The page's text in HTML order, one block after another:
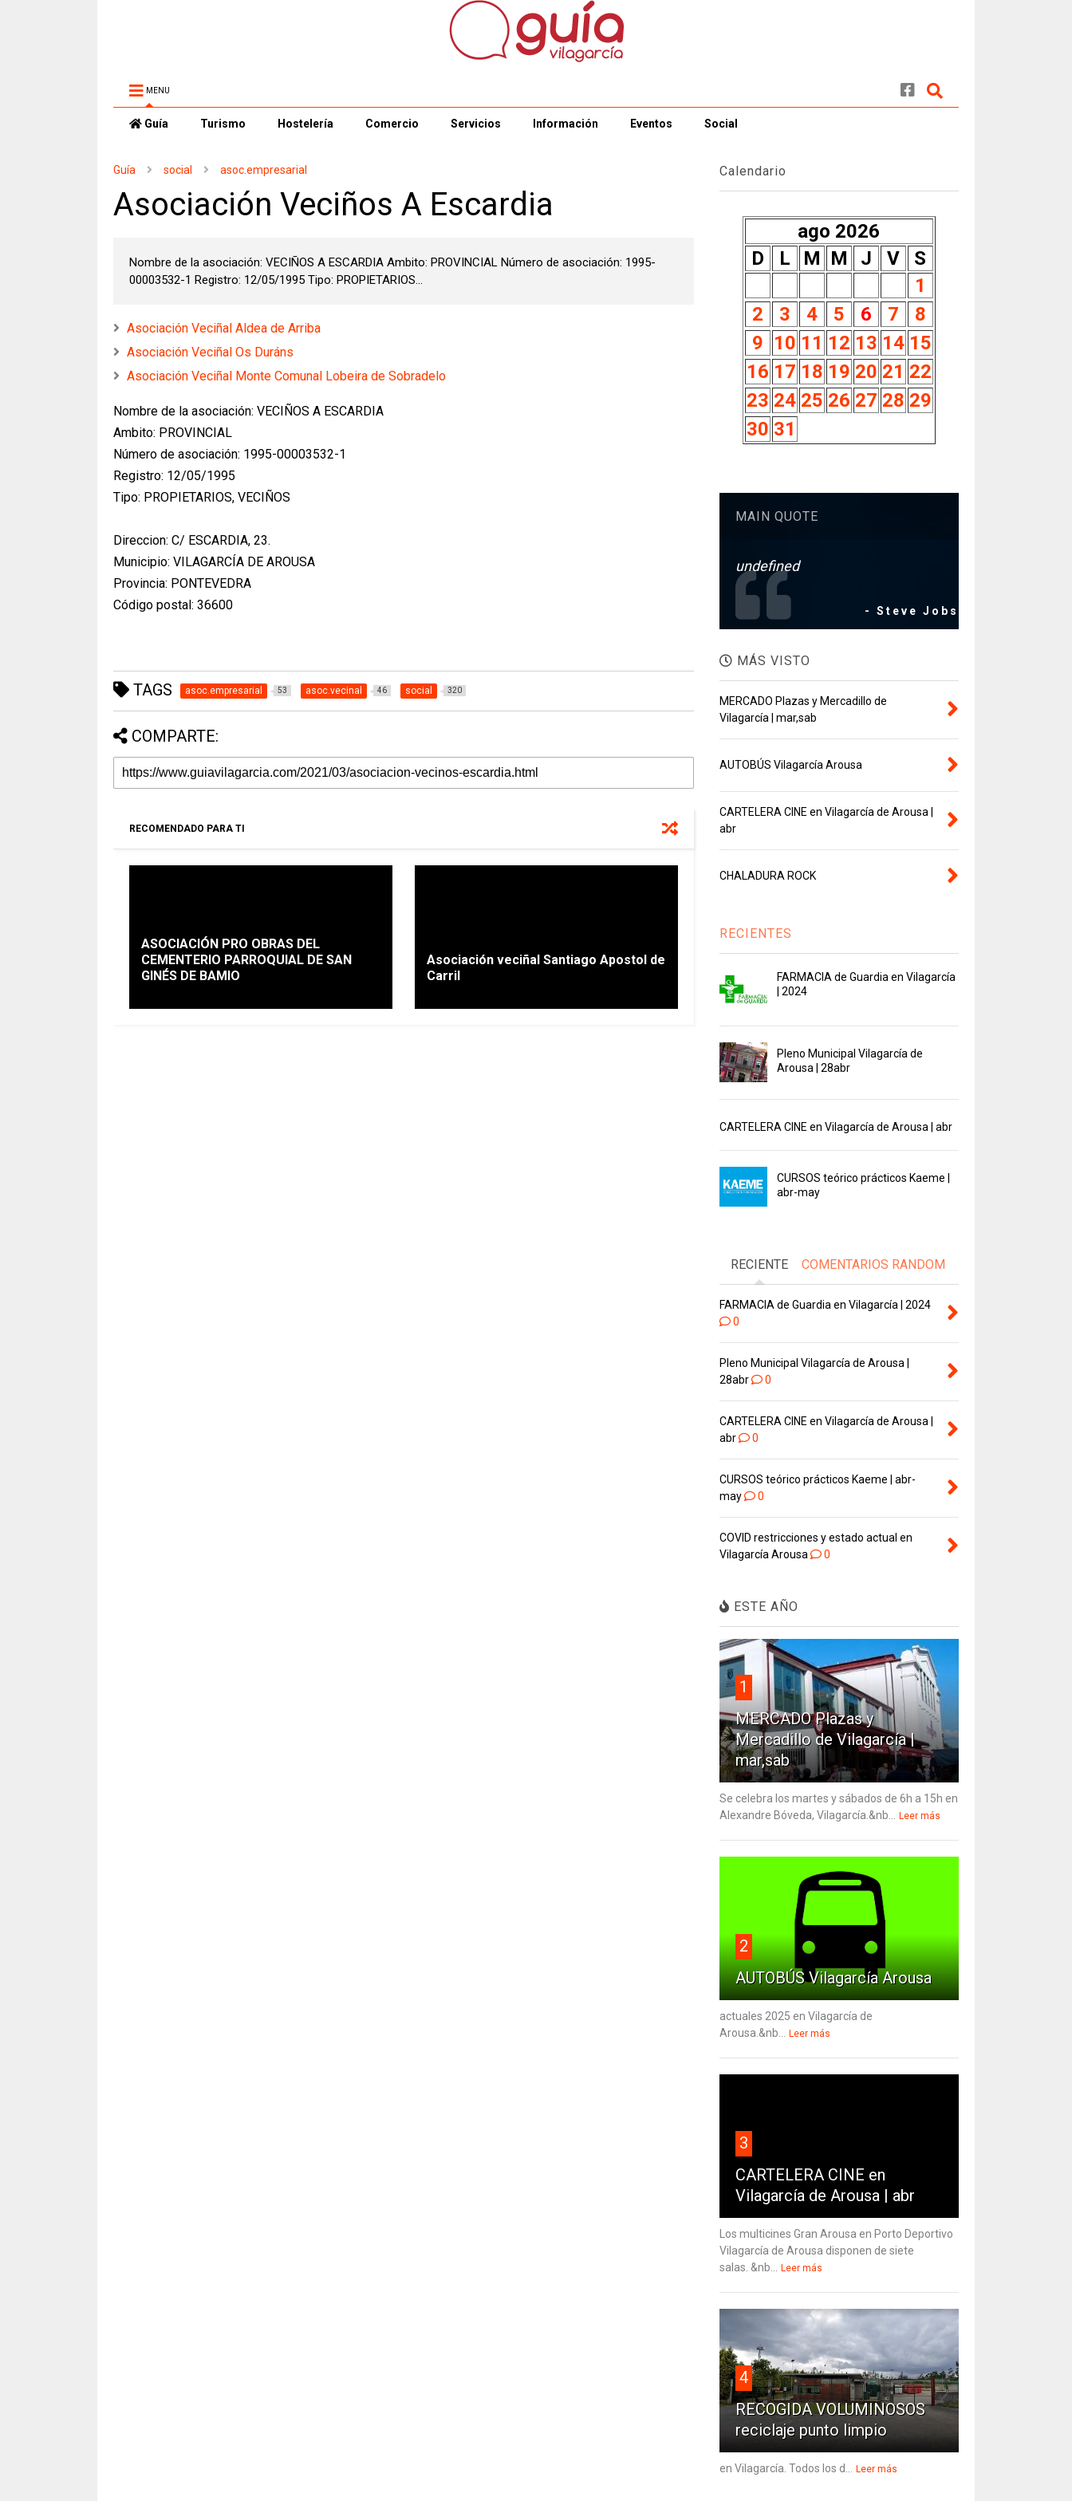
MENU
Guía Turismo Hostelería Comercio Servicios Información Eventos Social
Guía social asoc.empresarial
Asociación Veciños A Escardia
Nombre de la asociación: VECIÑOS A ESCARDIA Ambito: PROVINCIAL Número de asociación: 1995-
00003532-1 Registro: 12/05/1995 Tipo: PROPIETARIOS...
Asociación Veciñal Aldea de Arriba
Asociación Veciñal Os Duráns
Asociación Veciñal Monte Comunal Lobeira de Sobradelo
Nombre de la asociación: VECIÑOS A ESCARDIA
Ambito: PROVINCIAL
Número de asociación: 1995-00003532-1
Registro: 12/05/1995
Tipo: PROPIETARIOS, VECIÑOS
Direccion: C/ ESCARDIA, 23.
Municipio: VILAGARCÍA DE AROUSA
Provincia: PONTEVEDRA
Código postal: 36600
TAGS asoc.empresarial 53 asoc.vecinal 46 social 320
COMPARTE:
RECOMENDADO PARA TI
ASOCIACIÓN PRO OBRAS DEL
CEMENTERIO PARROQUIAL DE SAN
GINÉS DE BAMIO
Asociación veciñal Santiago Apostol de
Carril
Calendario
ago 2026
D
L M M J V
S
1
2
3 4 5 6 7
8
9 10 11 12 13 14 15
16 17 18 19 20 21 22
23 24 25 26 27 28 29
30 31
MAIN QUOTE
undefined
- Steve Jobs
MÁS VISTO
MERCADO Plazas y Mercadillo de
Vilagarcía | mar,sab
AUTOBÚS Vilagarcía Arousa
CARTELERA CINE en Vilagarcía de Arousa |
abr
CHALADURA ROCK
RECIENTES
FARMACIA de Guardia en Vilagarcía
| 2024
Pleno Municipal Vilagarcía de
Arousa | 28abr
CARTELERA CINE en Vilagarcía de Arousa | abr
CURSOS teórico prácticos Kaeme |
abr-may
RECIENTE COMENTARIOS RANDOM
FARMACIA de Guardia en Vilagarcía | 2024
0
Pleno Municipal Vilagarcía de Arousa |
28abr
0
CARTELERA CINE en Vilagarcía de Arousa |
abr
0
CURSOS teórico prácticos Kaeme | abr-
may
0
COVID restricciones y estado actual en
Vilagarcía Arousa
0
ESTE AÑO
1
MERCADO Plazas y
Mercadillo de Vilagarcía |
mar,sab
Se celebra los martes y sábados de 6h a 15h en
Alexandre Bóveda, Vilagarcía.&nb...
Leer más
2
AUTOBÚS Vilagarcía Arousa
actuales 2025 en Vilagarcía de
Arousa.&nb...
Leer más
3
CARTELERA CINE en
Vilagarcía de Arousa | abr
Los multicines Gran Arousa en Porto Deportivo
Vilagarcía de Arousa disponen de siete
salas. &nb...
Leer más
4
RECOGIDA VOLUMINOSOS
reciclaje punto limpio
en Vilagarcía. Todos los d... Leer más